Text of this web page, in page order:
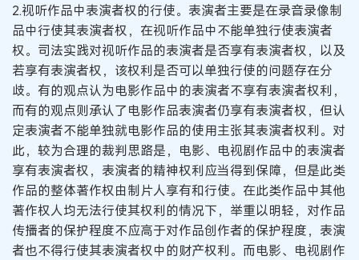
2.视听作品中表演者权的行使。表演者主要是在录音录像制
品中行使其表演者权，在视听作品中不能单独行使表演者
权。司法实践对视听作品的表演者是否享有表演者权，以及
若享有表演者权，该权利是否可以单独行使的问题存在分
歧。有的观点认为电影作品中的表演者不享有表演者权利，
而有的观点则承认了电影作品表演者仍享有表演者权，但认
定表演者不能单独就电影作品的使用主张其表演者权利。对
此，较为合理的裁判思路是，电影、电视剧作品中的表演者
享有表演者权，表演者的精神权利应当得到保障，但是此类
作品的整体著作权由制片人享有和行使。在此类作品中其他
著作权人均无法行使其权利的情况下，举重以明轻，对作品
传播者的保护程度不应高于对作品创作者的保护程度，表演
者也不得行使其表演者权中的财产权利。而电影、电视剧作